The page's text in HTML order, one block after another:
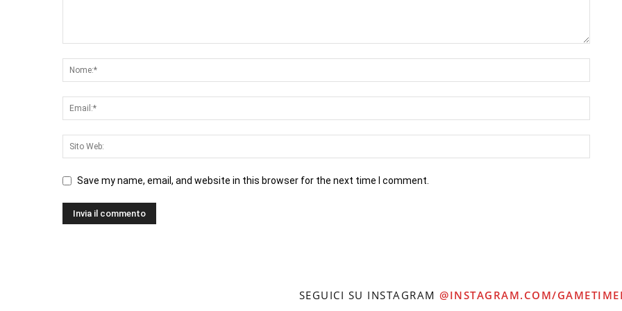
Save my name, email, and website in this browser for the next time I comment.
SEGUICI SU INSTAGRAM @INSTAGRAM.COM/